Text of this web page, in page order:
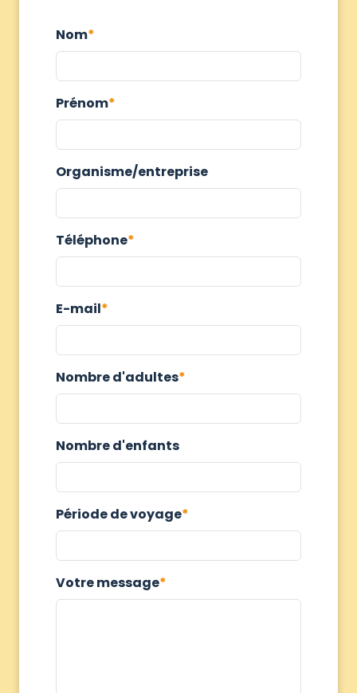
Nom
Prénom
Organisme/entreprise
Téléphone
E-mail
Nombre d'adultes
Nombre d'enfants
Période de voyage
Votre message